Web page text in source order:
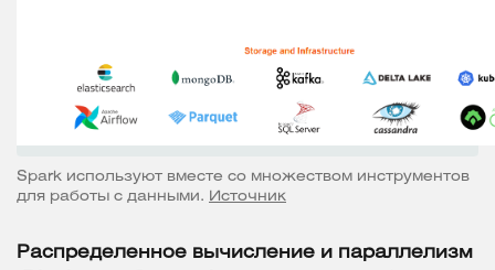
Spark используют вместе со множеством инструментов
для работы с данными.
Источник
Распределенное вычисление и параллелизм